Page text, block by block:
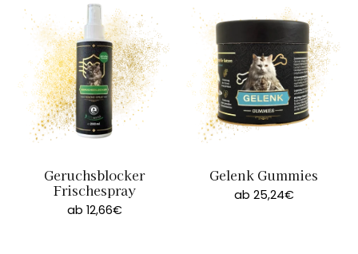
Geruchsblocker
Frischespray
ab 12,66€
Gelenk Gummies
ab 25,24€